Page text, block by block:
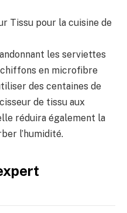
Tissu pour la cuisine de
les serviettes
en microfibre
des centaines de
de tissu aux
réduira également la
l’humidité.